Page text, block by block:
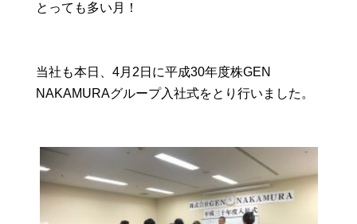
とっても多い月！
当社も本日、4月2日に平成30年度株GEN
NAKAMURAグループ入社式をとり行いました。